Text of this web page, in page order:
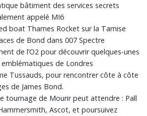
bâtiment des services secrets
appelé MI6
boat Thames Rocket sur la Tamise
de Bond dans 007 Spectre
de l’O2 pour découvrir quelques-unes
de Londres
Tussauds, pour rencontrer côte à côte
de James Bond.
tournage de Mourir peut attendre : Pall
Ascot, et poursuivez